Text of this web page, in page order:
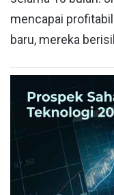
mencapai
baru, mereka